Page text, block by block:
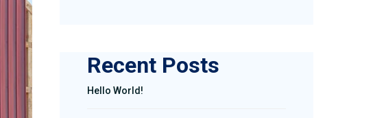
Recent Posts
Hello World!